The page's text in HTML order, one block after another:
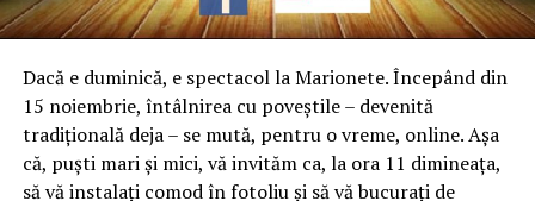
Dacă e duminică, e spectacol la Marionete. Începând din
15 noiembrie, întâlnirea cu poveștile – devenită
tradițională deja – se mută, pentru o vreme, online. Așa
că, puști mari și mici, vă invităm ca, la ora 11 dimineața,
să vă instalați comod în fotoliu și să vă bucurați de